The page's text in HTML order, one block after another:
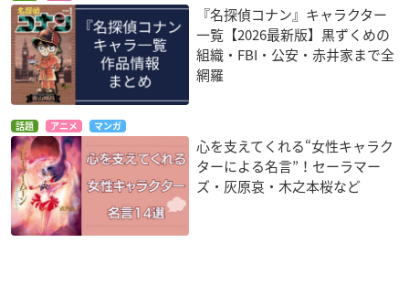
『名探偵コナン』キャラクター
一覧【2026最新版】黒ずくめの
組織・FBI・公安・赤井家まで全
網羅
話題 アニメ マンガ
心を支えてくれる“女性キャラク
ターによる名言”！セーラマー
ズ・灰原哀・木之本桜など